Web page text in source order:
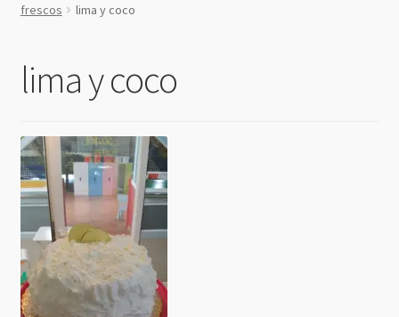
Compra online
Mi cuenta
frescos
lima y coco
lima y coco